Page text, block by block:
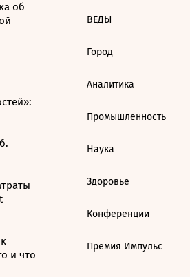
об
и что
ВЕДЫ
Город
Аналитика
Промышленность
Наука
Здоровье
Конференции
Премия Импульс